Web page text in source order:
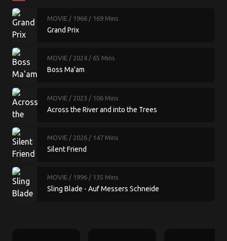
MOVIE / 1966 / 169 Mins
Grand Prix
MOVIE / 2024 / 65 Mins
Boss Ma'am
MOVIE / 2023 / 106 Mins
Across the River and into the Trees
MOVIE / 2026 / 147 Mins
Silent Friend
MOVIE / 1996 / 135 Mins
Sling Blade - Auf Messers Schneide